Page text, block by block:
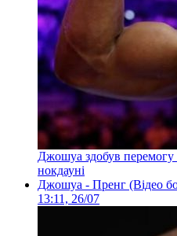
Джошуа здобув перемогу
нокдауні
Джошуа - Пренг (Відео
13:11, 26/07